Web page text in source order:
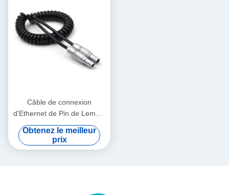
Câble de connexion
d'Ethernet de Pin de Lemo 2
à de ressort de 2 bornes
pour le foyer de radio
d'Alexa
Obtenez le meilleur
prix